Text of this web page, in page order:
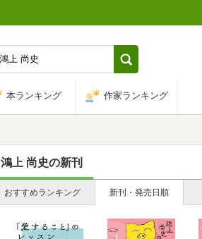
本ランキング 作家ランキング
鴻上 尚史の新刊
おすすめランキング 新刊・発売日順